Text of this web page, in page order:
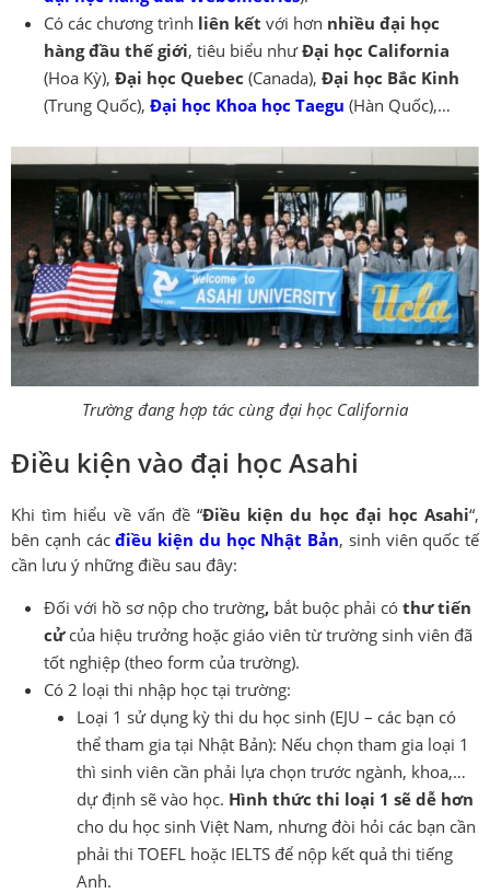
Có các chương trình liên kết với hơn nhiều đại học
hàng đầu thế giới, tiêu biểu nhưĐại học California
(Hoa Kỳ), Đại học Quebec (Canada), Đại học Bắc Kinh
(Trung Quốc), Đại học Khoa học Taegu (Hàn Quốc),…
Trường đang hợp tác cùng đại học California
Điều kiện vào đại học Asahi
Khi tìm hiểu về vấn đề “Điều kiện du học đại học Asahi“,
bên cạnh cácđiều kiện du học Nhật Bản, sinh viên quốc tế
cần lưu ý những điều sau đây:
Đối với hồ sơ nộp cho trường, bắt buộc phải có thư tiến
cửcủa hiệu trưởng hoặc giáo viên từ trường sinh viên đã
tốt nghiệp (theo form của trường).
Có 2 loại thi nhập học tại trường:
Loại 1 sử dụng kỳ thi du học sinh (EJU – các bạn có
thể tham gia tại Nhật Bản): Nếu chọn tham gia loại 1
thì sinh viên cần phải lựa chọn trước ngành, khoa,…
dự định sẽ vào học. Hình thức thi loại 1 sẽ dễ hơn
cho du học sinh Việt Nam, nhưng đòi hỏi các bạn cần
phải thi TOEFL hoặc IELTS để nộp kết quả thi tiếng
Anh.